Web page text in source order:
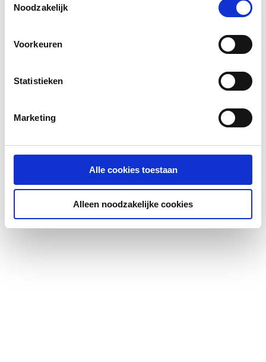
We slaan je cookievoorkeur op in je browser.
Noodzakelijk
Voorkeuren
Statistieken
Marketing
Alle cookies toestaan
Alleen noodzakelijke cookies